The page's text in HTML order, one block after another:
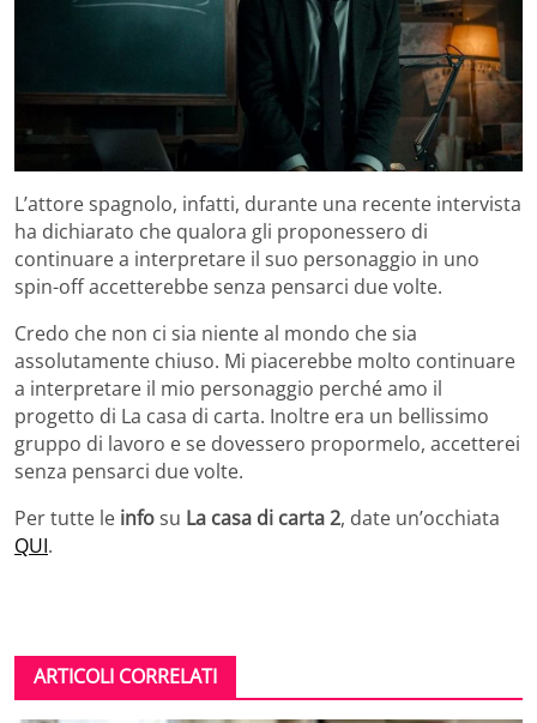
L’attore spagnolo, infatti, durante una recente intervista
ha dichiarato che qualora gli proponessero di
continuare a interpretare il suo personaggio in uno
spin-off accetterebbe senza pensarci due volte.
Credo che non ci sia niente al mondo che sia
assolutamente chiuso. Mi piacerebbe molto continuare
a interpretare il mio personaggio perché amo il
progetto di La casa di carta. Inoltre era un bellissimo
gruppo di lavoro e se dovessero propormelo, accetterei
senza pensarci due volte.
Per tutte le infosu La casa di carta 2, date un’occhiata
QUI.
ARTICOLI CORRELATI